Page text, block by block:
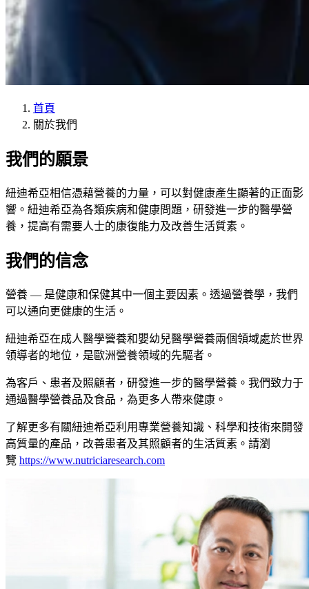
首頁
關於我們
我們的願景
紐迪希亞相信憑藉營養的力量，可以對健康產生顯著的正面影
響。紐迪希亞為各類疾病和健康問題，研發進一步的醫學營
養，提高有需要人士的康復能力及改善生活質素。
我們的信念
營養 — 是健康和保健其中一個主要因素。透過營養學，我們
可以通向更健康的生活。
紐迪希亞在成人醫學營養和嬰幼兒醫學營養兩個領域處於世界
領導者的地位，是歐洲營養領域的先驅者。
為客戶、患者及照顧者，研發進一步的醫學營養。我們致力于
通過醫學營養品及食品，為更多人帶來健康。
了解更多有關紐迪希亞利用專業營養知識、科學和技術來開發
高質量的產品，改善患者及其照顧者的生活質素。請瀏
覽 https://www.nutriciaresearch.com